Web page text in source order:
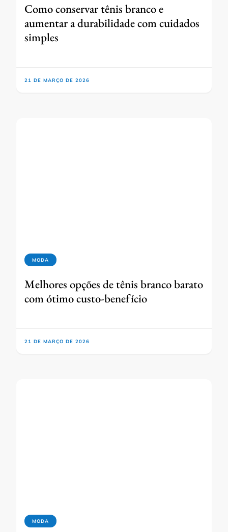
Como conservar tênis branco e
aumentar a durabilidade com cuidados
simples
21 DE MARÇO DE 2026
MODA
Melhores opções de tênis branco barato
com ótimo custo-benefício
21 DE MARÇO DE 2026
MODA